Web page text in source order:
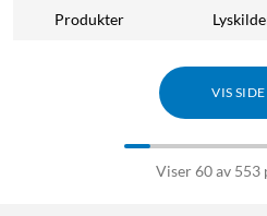
Produkter
VIS SIDE
Viser 60 av